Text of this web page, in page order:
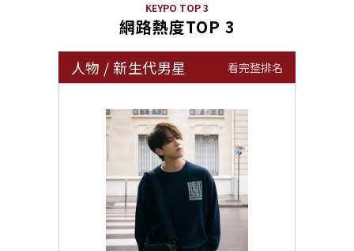
KEYPO TOP 3
網路熱度TOP 3
人物 /新生代男星 看完整排名